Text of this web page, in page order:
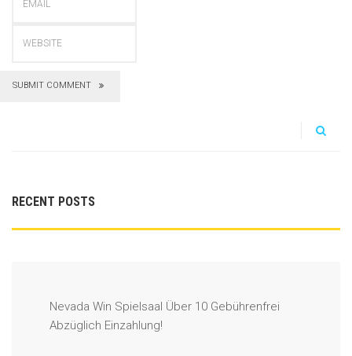
SUBMIT COMMENT
RECENT POSTS
Nevada Win Spielsaal Über 10 Gebührenfrei
Abzüglich Einzahlung!